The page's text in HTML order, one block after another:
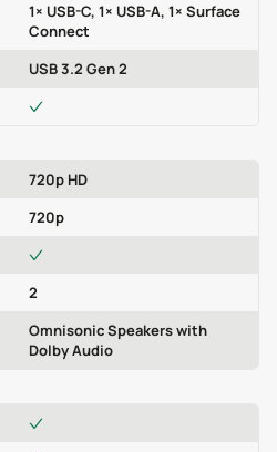
1× USB-C, 1× USB-A, 1× Surface
Connect
USB 3.2 Gen 2
720p HD
720p
2
Omnisonic Speakers with
Dolby Audio